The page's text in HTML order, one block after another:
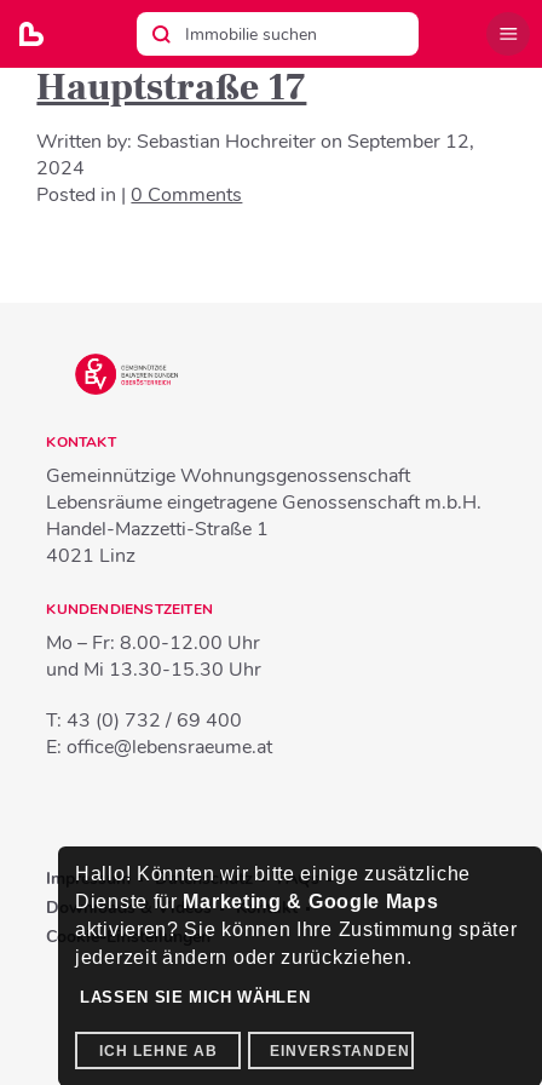
Hauptstraße 17
Written by:Sebastian HochreiteronSeptember 12,
2024
Posted in |0 Comments
KONTAKT
Gemeinnützige Wohnungsgenossenschaft
Lebensräume eingetragene Genossenschaft m.b.H.
Handel-Mazzetti-Straße 1
4021 Linz
KUNDENDIENSTZEITEN
Mo – Fr: 8.00-12.00 Uhr
und Mi 13.30-15.30 Uhr
T:43 (0) 732 / 69 400
E:office@lebensraeume.at
Impressum Datenschutz
FAQs
Downloads & Videos
Kontakt
Cookie-Einstellungen
Hallo! Könnten wir bitte einige zusätzliche
Dienste für Marketing & Google Maps
aktivieren? Sie können Ihre Zustimmung später
jederzeit ändern oder zurückziehen.
LASSEN SIE MICH WÄHLEN
ICH LEHNE AB EINVERSTANDEN